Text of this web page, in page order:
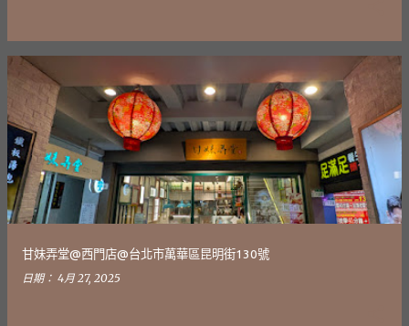
甘妹弄堂@西門店@台北市萬華區昆明街130號
日期： 4月 27, 2025